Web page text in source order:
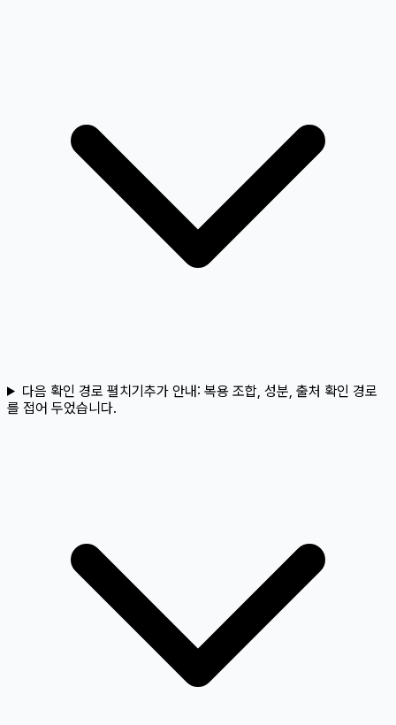
다음 확인 경로 펼치기추가 안내: 복용 조합, 성분, 출처 확인 경로
를 접어 두었습니다.